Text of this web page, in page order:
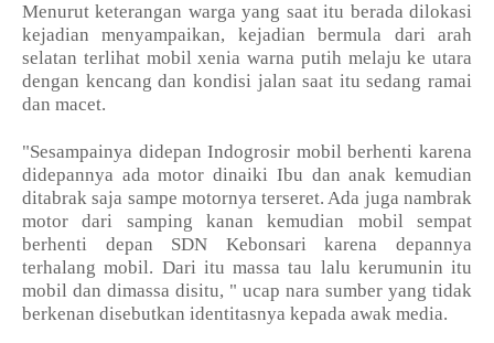
Menurut keterangan warga yang saat itu berada dilokasi
kejadian menyampaikan, kejadian bermula dari arah
selatan terlihat mobil xenia warna putih melaju ke utara
dengan kencang dan kondisi jalan saat itu sedang ramai
dan macet.
"Sesampainya didepan Indogrosir mobil berhenti karena
didepannya ada motor dinaiki Ibu dan anak kemudian
ditabrak saja sampe motornya terseret. Ada juga nambrak
motor dari samping kanan kemudian mobil sempat
berhenti depan SDN Kebonsari karena depannya
terhalang mobil. Dari itu massa tau lalu kerumunin itu
mobil dan dimassa disitu, " ucap nara sumber yang tidak
berkenan disebutkan identitasnya kepada awak media.